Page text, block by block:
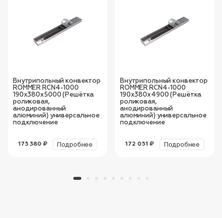
Внутрипольный конвектор
ROMMER RCN4-1000
190х380х5000 (Решётка
роликовая,
анодированный
алюминий) универсальное
подключение
175 380 ₽ Подробнее
Внутрипольный конвектор
ROMMER RCN4-1000
190х380х4900 (Решётка
роликовая,
анодированный
алюминий) универсальное
подключение
172 051 ₽ Подробнее